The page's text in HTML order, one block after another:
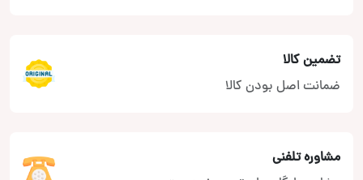
تضمین کالا
ضمانت اصل بودن کالا
مشاوره تلفنی